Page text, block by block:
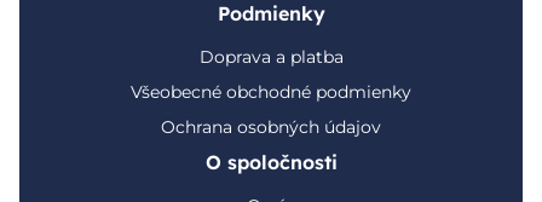
Podmienky
Doprava a platba
Všeobecné obchodné podmienky
Ochrana osobných údajov
O spoločnosti